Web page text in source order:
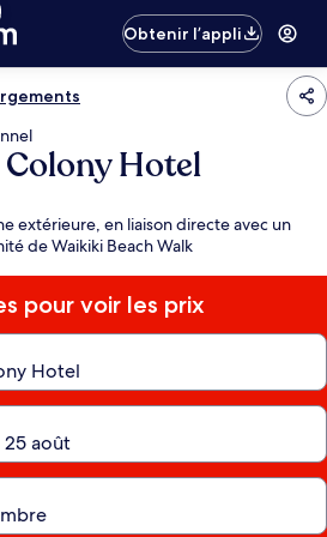
Obtenir l’appli
Hotel
extérieure, en liaison directe avec un
de Waikiki Beach Walk
pour voir les prix